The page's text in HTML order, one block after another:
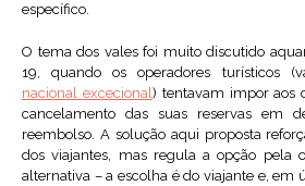
específico.
O tema dos vales foi muito discutido
19, quando os operadores turísticos
nacional excecional) tentavam impor aos
cancelamento das suas reservas em
reembolso. A solução aqui proposta
dos viajantes, mas regula a opção pela
alternativa – a escolha é do viajante e, em